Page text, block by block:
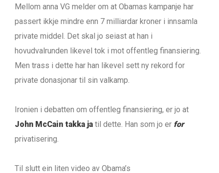
Mellom anna VG melder om at Obamas kampanje har
passert ikkje mindre enn 7 milliardar kroner i innsamla
private middel. Det skal jo seiast at han i
hovudvalrunden likevel tok i mot offentleg finansiering.
Men trass i dette har han likevel sett ny rekord for
private donasjonar til sin valkamp.
Ironien i debatten om offentleg finansiering, er jo at
John McCain takka ja til dette. Han som jo er for
privatisering.
Til slutt ein liten video av Obama’s